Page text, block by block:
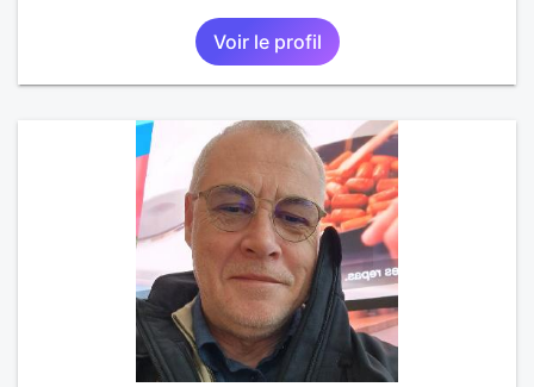
Voir le profil